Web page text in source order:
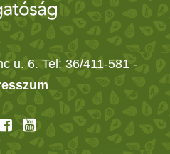
u. 6. Tel: 36/411-581 -